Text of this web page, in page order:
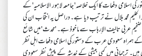
کی اسلامی دفعات کا ایک خلاصہ' جامعہ لاہور الاسلامیہ' کے
محمد بلال نے ترتیب دیا ہے۔دراصل یہ انتخاب ان کی
عربی تالیف الإرہاب سے ماخوذ ہے۔ 'محدث' میں شائع
ہمراہ سعودی عرب کے دستور کی اسلامی دفعات اہل نظر